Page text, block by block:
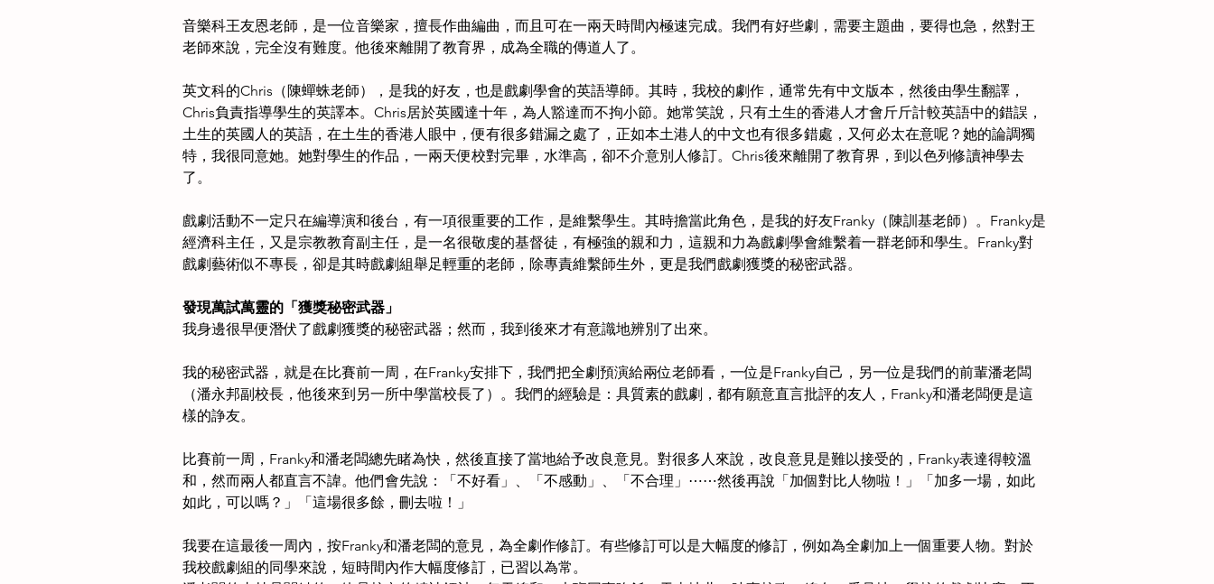
音樂科王友恩老師，是一位音樂家，擅長作曲編曲，而且可在一兩天時間內極速完成。我們有好些劇，需要主題曲，要得也急，然對王
老師來說，完全沒有難度。他後來離開了教育界，成為全職的傳道人了。
英文科的Chris（陳蟬蛛老師），是我的好友，也是戲劇學會的英語導師。其時，我校的劇作，通常先有中文版本，然後由學生翻譯，
Chris負責指導學生的英譯本。Chris居於英國達十年，為人豁達而不拘小節。她常笑說，只有土生的香港人才會斤斤計較英語中的錯誤，
土生的英國人的英語，在土生的香港人眼中，便有很多錯漏之處了，正如本土港人的中文也有很多錯處，又何必太在意呢？她的論調獨
特，我很同意她。她對學生的作品，一兩天便校對完畢，水準高，卻不介意別人修訂。Chris後來離開了教育界，到以色列修讀神學去
了。
戲劇活動不一定只在編導演和後台，有一項很重要的工作，是維繫學生。其時擔當此角色，是我的好友Franky（陳訓基老師）。Franky是
經濟科主任，又是宗教教育副主任，是一名很敬虔的基督徒，有極強的親和力，這親和力為戲劇學會維繫着一群老師和學生。Franky對
戲劇藝術似不專長，卻是其時戲劇組舉足輕重的老師，除專責維繫師生外，更是我們戲劇獲獎的秘密武器。
發現萬試萬靈的「獲獎秘密武器」
我身邊很早便潛伏了戲劇獲獎的秘密武器；然而，我到後來才有意識地辨別了出來。
我的秘密武器，就是在比賽前一周，在Franky安排下，我們把全劇預演給兩位老師看，一位是Franky自己，另一位是我們的前輩潘老闆
（潘永邦副校長，他後來到另一所中學當校長了）。我們的經驗是：具質素的戲劇，都有願意直言批評的友人，Franky和潘老闆便是這
樣的諍友。
比賽前一周，Franky和潘老闆總先睹為快，然後直接了當地給予改良意見。對很多人來說，改良意見是難以接受的，Franky表達得較溫
和，然而兩人都直言不諱。他們會先說：「不好看」、「不感動」、「不合理」⋯⋯然後再說「加個對比人物啦！」「加多一場，如此
如此，可以嗎？」「這場很多餘，刪去啦！」
我要在這最後一周內，按Franky和潘老闆的意見，為全劇作修訂。有些修訂可以是大幅度的修訂，例如為全劇加上一個重要人物。對於
我校戲劇組的同學來說，短時間內作大幅度修訂，已習以為常。